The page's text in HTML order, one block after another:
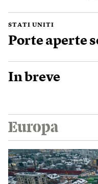
STATI UNITI
Porte aperte
In breve
Europa